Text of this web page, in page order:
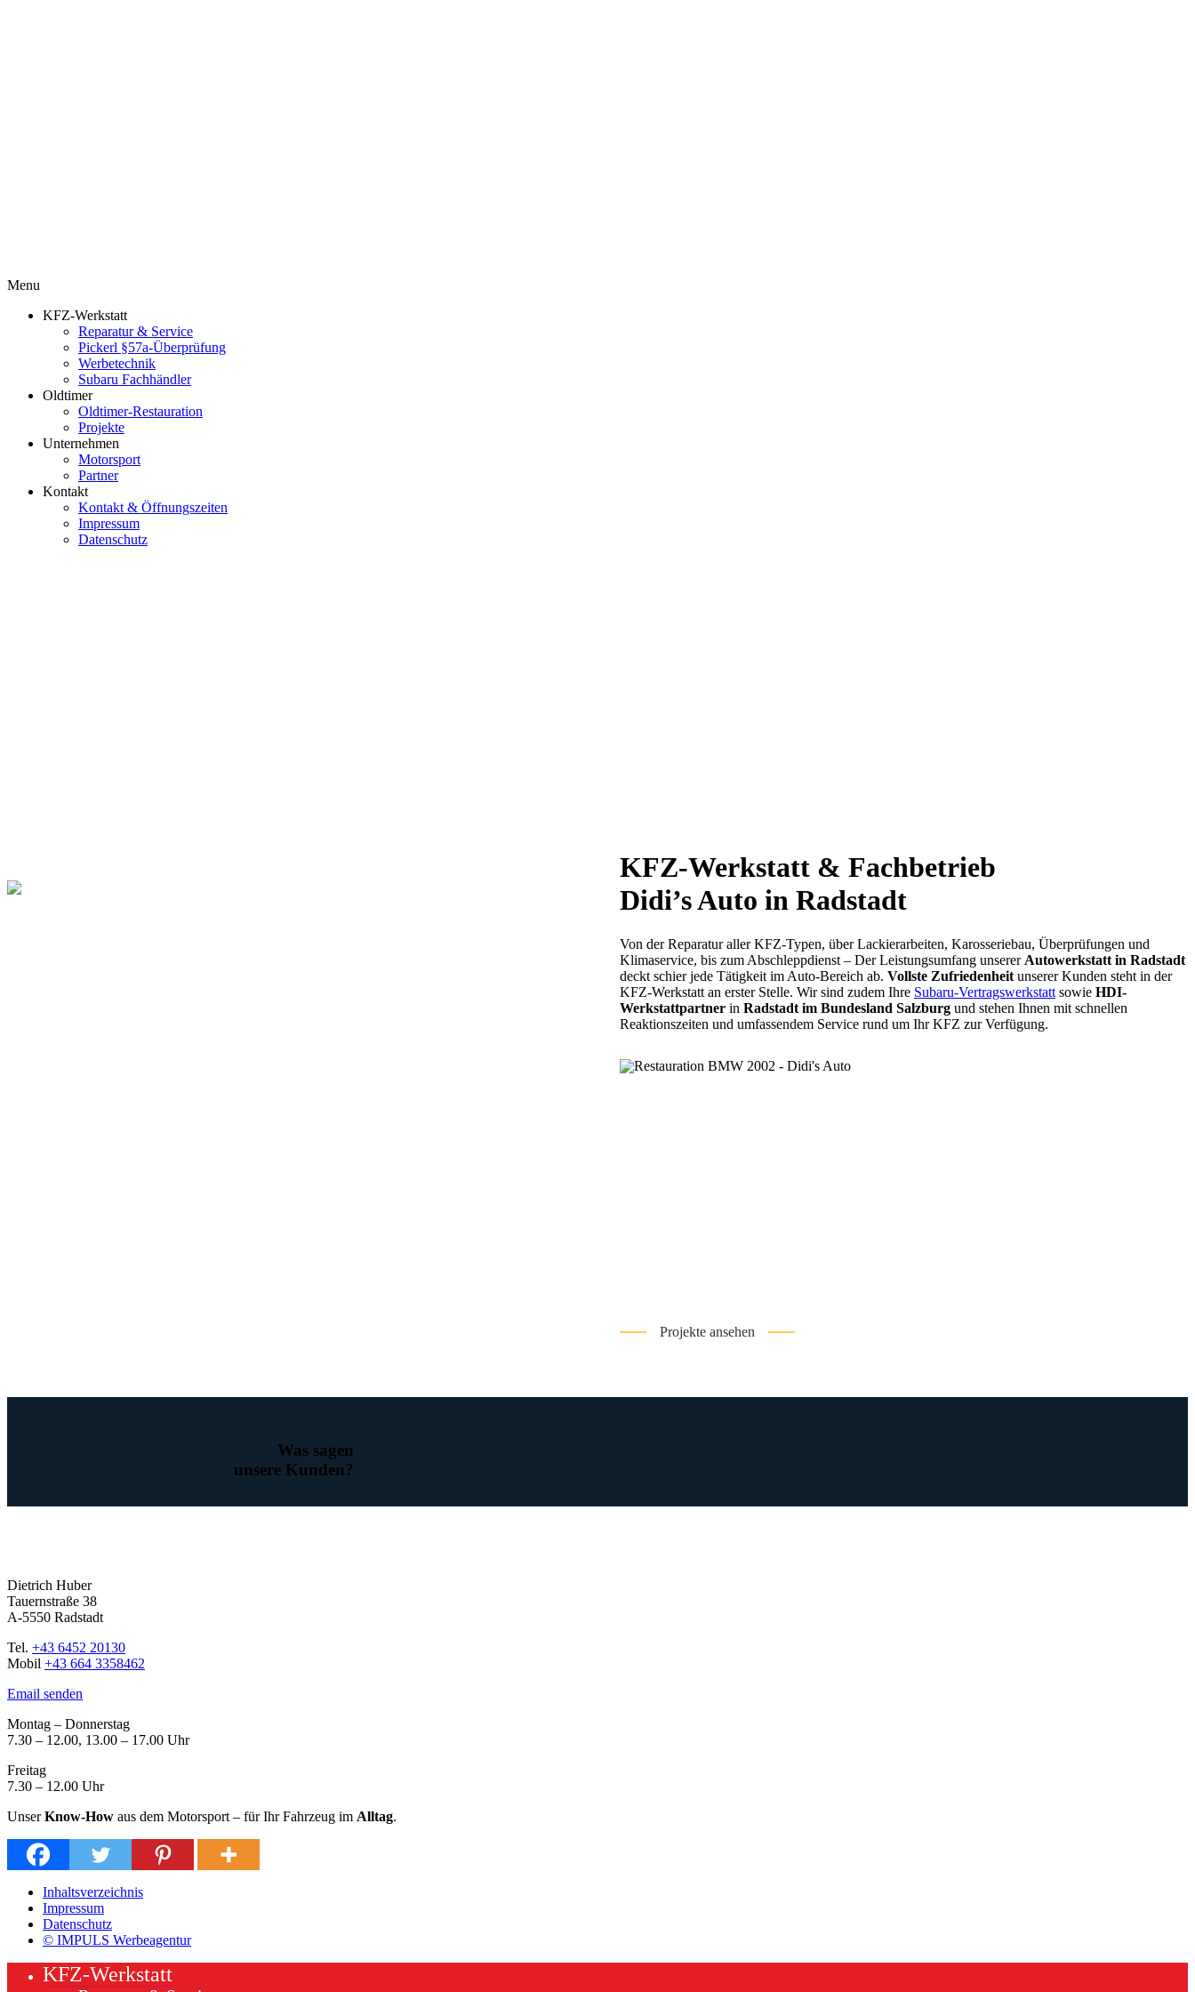
Menu
KFZ-Werkstatt
Reparatur & Service
Pickerl §57a-Überprüfung
Werbetechnik
Subaru Fachhändler
Oldtimer
Oldtimer-Restauration
Projekte
Unternehmen
Motorsport
Partner
Kontakt
Kontakt & Öffnungszeiten
Impressum
Datenschutz
KFZ-Werkstatt & Fachbetrieb
Didi’s Auto in Radstadt
Von der Reparatur aller KFZ-Typen, über Lackierarbeiten, Karosseriebau, Überprüfungen und
Klimaservice, bis zum Abschleppdienst – Der Leistungsumfang unserer Autowerkstatt in Radstadt
deckt schier jede Tätigkeit im Auto-Bereich ab. Vollste Zufriedenheit unserer Kunden steht in der
KFZ-Werkstatt an erster Stelle. Wir sind zudem Ihre Subaru-Vertragswerkstatt sowie HDI-
Werkstattpartner in Radstadt im Bundesland Salzburg und stehen Ihnen mit schnellen
Reaktionszeiten und umfassendem Service rund um Ihr KFZ zur Verfügung.
Projekte ansehen
Was sagen
unsere Kunden?
Dietrich Huber
Tauernstraße 38
A-5550 Radstadt
Tel. +43 6452 20130
Mobil +43 664 3358462
Email senden
Montag – Donnerstag
7.30 – 12.00, 13.00 – 17.00 Uhr
Freitag
7.30 – 12.00 Uhr
UnserKnow-How aus dem Motorsport – für Ihr Fahrzeug im Alltag.
Inhaltsverzeichnis
Impressum
Datenschutz
© IMPULS Werbeagentur
KFZ-Werkstatt